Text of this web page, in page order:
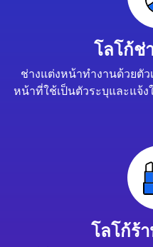
โลโก้ช่
ช่างแต่งหน้าทำงานด้วยตั
หน้าที่ใช้เป็นตัวระบุและแจ้
โลโก้ร้